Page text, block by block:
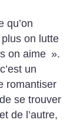
qu’on
plus on lutte
on aime ».
un
romantiser
se trouver
de l’autre,